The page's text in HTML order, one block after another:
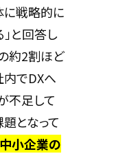
に戦略的に
と回答し
約2割ほど
内でDXへ
不足して
となって
小企業の